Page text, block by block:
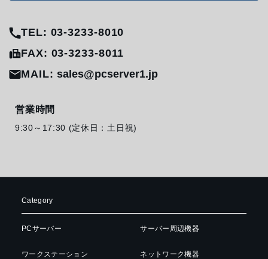
TEL: 03-3233-8010
FAX: 03-3233-8011
MAIL:sales@pcserver1.jp
営業時間
9:30～17:30 (定休日：土日祝)
Category
PCサーバー
ワークステーション
サーバー周辺機器
ネットワーク機器